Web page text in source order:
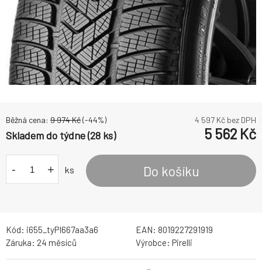
Běžná cena: 9 974Kč(-44%) 4 597 Kč bez DPH
Skladem do týdne (28 ks) 5 562 Kč
- + ks Do košíku
Kód: i655_tyPI667aa3a6 EAN: 8019227291919
Záruka: 24 měsíců Výrobce: Pirelli